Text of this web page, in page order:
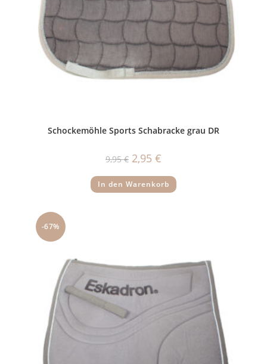
Schockemöhle Sports Schabracke grau DR
9,95€ Ursprünglicher
Preis
9,95 €
2,95 €
2,95 €.
In den Warenkorb
-67%